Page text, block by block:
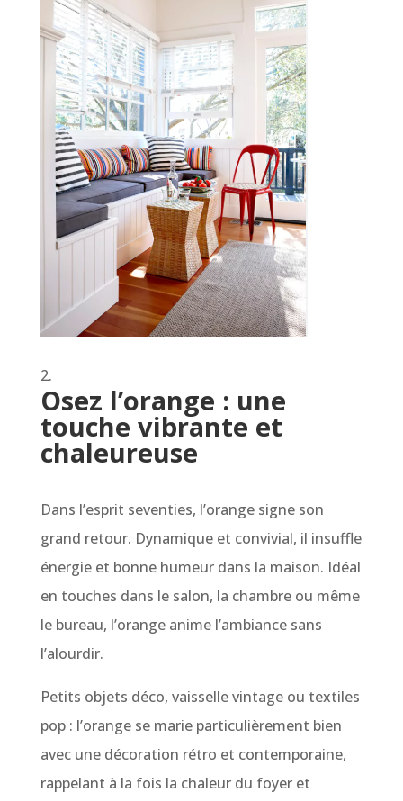
Osez l’orange : une
touche vibrante et
chaleureuse
Dans l’esprit seventies, l’orange signe son
grand retour. Dynamique et convivial, il insuffle
énergie et bonne humeur dans la maison. Idéal
en touches dans le salon, la chambre ou même
le bureau, l’orange anime l’ambiance sans
l’alourdir.
Petits objets déco, vaisselle vintage ou textiles
pop : l’orange se marie particulièrement bien
avec une décoration rétro et contemporaine,
rappelant à la fois la chaleur du foyer et